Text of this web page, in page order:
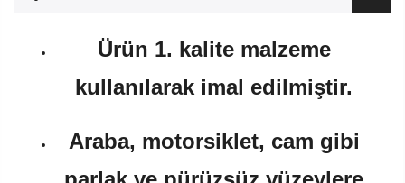
Ürün 1. kalite malzeme
kullanılarak imal edilmiştir.
Araba, motorsiklet, cam gibi